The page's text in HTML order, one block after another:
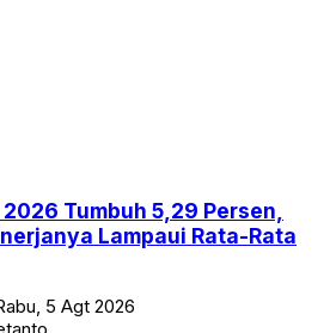
Tumbuh 5,29 Persen,
Lampaui Rata-Rata
5 Agt 2026